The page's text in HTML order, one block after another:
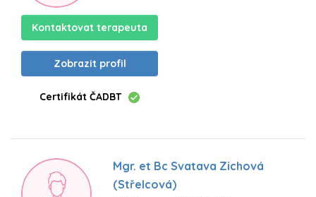
Kontaktovat terapeuta
Zobrazit profil
Certifikát ČADBT
Mgr. et Bc Svatava Zichová
(Střelcová)